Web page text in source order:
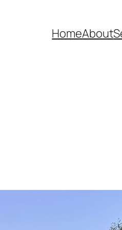
HomeAbout